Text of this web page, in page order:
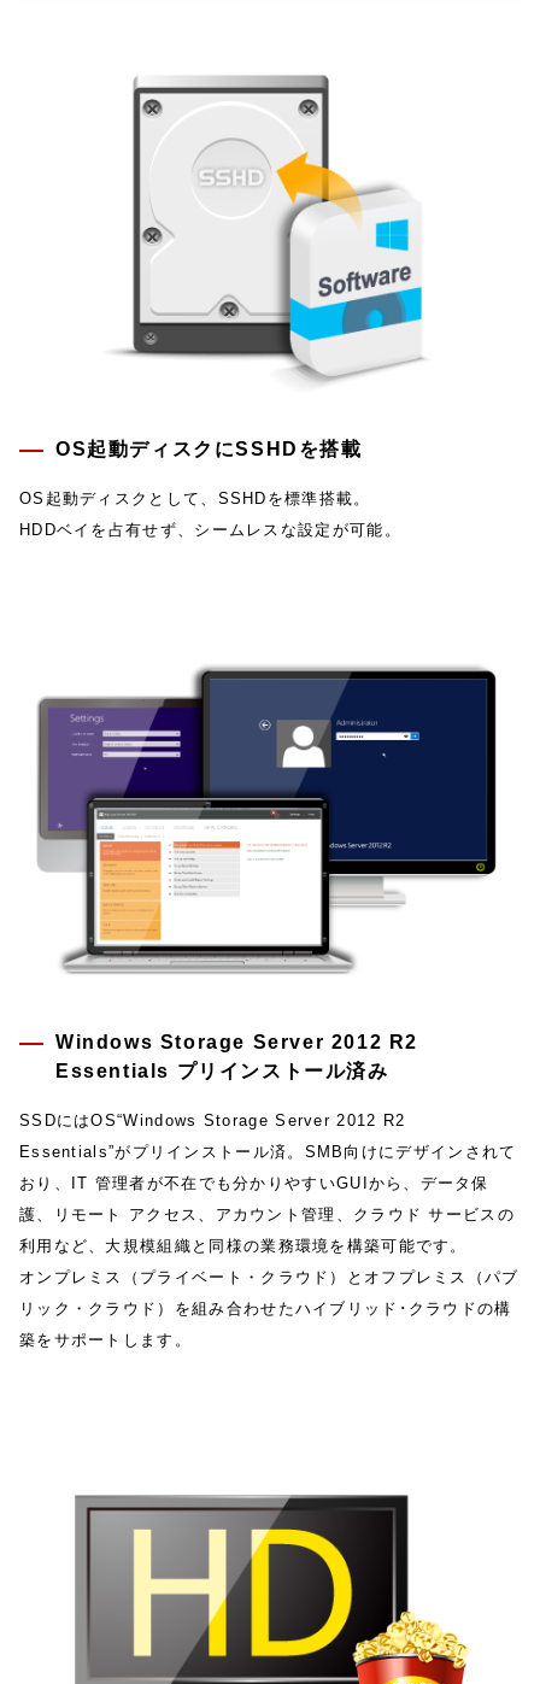
OS起動ディスクにSSHDを搭載
OS起動ディスクとして、SSHDを標準搭載。
HDDベイを占有せず、シームレスな設定が可能。
Windows Storage Server 2012 R2
Essentials プリインストール済み
SSDにはOS“Windows Storage Server 2012 R2
Essentials”がプリインストール済。SMB向けにデザインされて
おり、IT 管理者が不在でも分かりやすいGUIから、データ保
護、リモート アクセス、アカウント管理、クラウド サービスの
利用など、大規模組織と同様の業務環境を構築可能です。
オンプレミス（プライベート・クラウド）とオフプレミス（パブ
リック・クラウド）を組み合わせたハイブリッド･クラウドの構
築をサポートします。